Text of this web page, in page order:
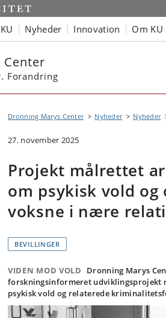
Nyheder Innovation Om KU
Center
Forandring
Dronning Marys Center Nyheder Nyheder
27. november 2025
Projekt målrettet
om psykisk vold og
voksne i nære
BEVILLINGER
VIDEN MOD VOLD
Dronning Marys
forskningsinformeret udviklingsprojekt
psykisk vold og relaterede